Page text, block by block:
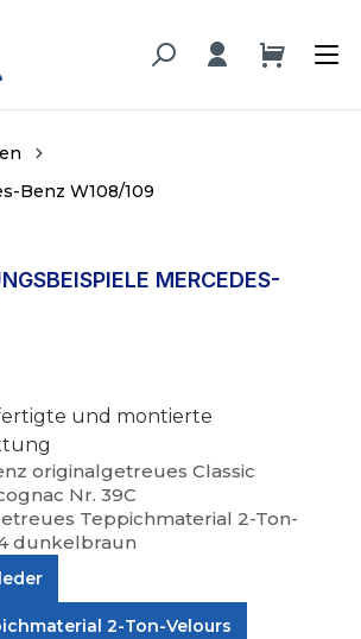
Benz W108/109
MERCEDES-
und montierte
originalgetreues Classic
Nr. 39C
Teppichmaterial 2-Ton-
dunkelbraun
2-Ton-Velours